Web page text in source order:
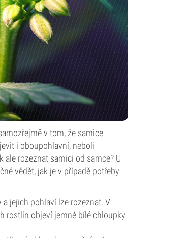
v tom, že samice
i oboupohlavní, neboli
ale rozeznat samici od samce? U
vědět, jak je v případě potřeby
jejich pohlaví lze rozeznat. V
rostlin objeví jemné bílé chloupky